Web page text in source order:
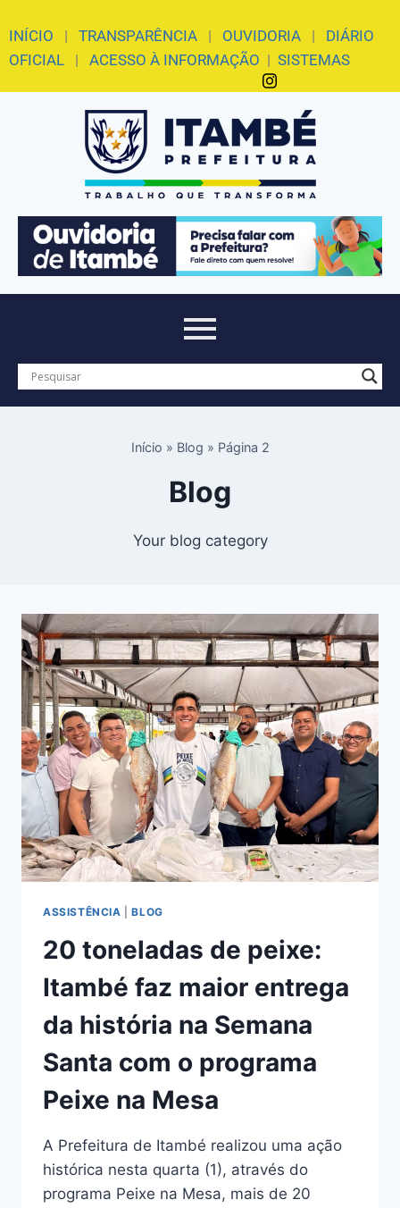
INÍCIO | TRANSPARÊNCIA | OUVIDORIA | DIÁRIO
OFICIAL | ACESSO À INFORMAÇÃO | SISTEMAS
Início » Blog » Página 2
Blog
Your blog category
ASSISTÊNCIA |BLOG
20 toneladas de peixe:
Itambé faz maior entrega
da história na Semana
Santa com o programa
Peixe na Mesa
A Prefeitura de Itambé realizou uma ação
histórica nesta quarta (1), através do
programa Peixe na Mesa, mais de 20